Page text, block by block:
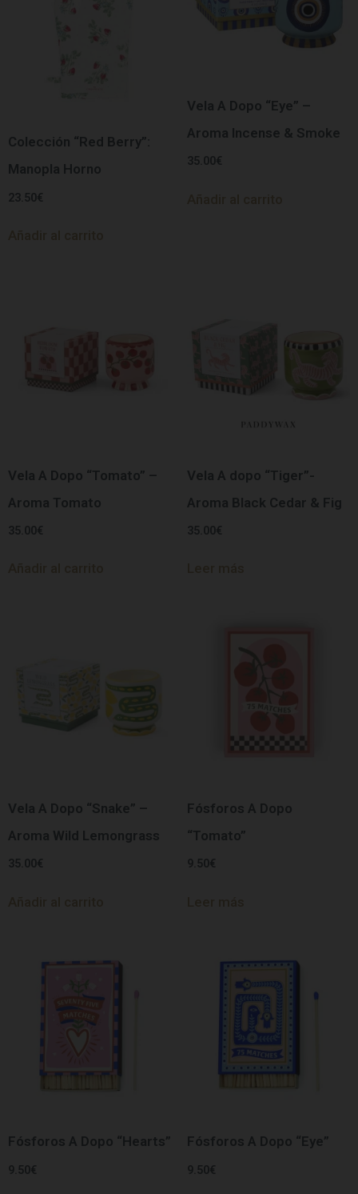
Colección “Red Berry”:
Manopla Horno
23.50€
Vela A Dopo “Eye” –
Aroma Incense & Smoke
35.00 €
Vela A Dopo “Tomato” –
Aroma Tomato
35.00€
Vela A dopo “Tiger”-
Aroma Black Cedar & Fig
35.00€
Vela A Dopo “Snake” –
Aroma Wild Lemongrass
35.00 €
Fósforos A Dopo
“Tomato”
9.50 €
Fósforos A Dopo “Hearts”
9.50€
Fósforos A Dopo “Eye”
9.50€